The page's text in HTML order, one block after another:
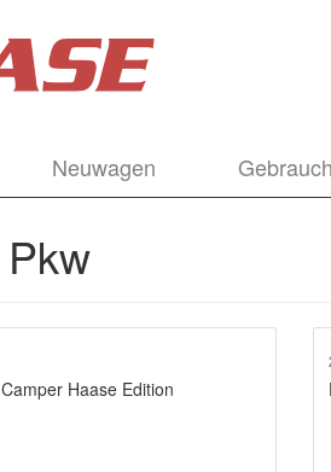
Neuwagen
Pkw
Haase Edition